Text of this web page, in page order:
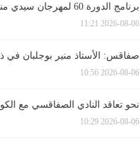
برنامج الدورة 60 لمهرجان سيدي منصور
2026-08-06 11:21
صفاقس: الأستاذ منير بوجلبان في
2026-08-06 10:56
نحو تعاقد النادي الصفاقسي مع
2026-08-06 10:29